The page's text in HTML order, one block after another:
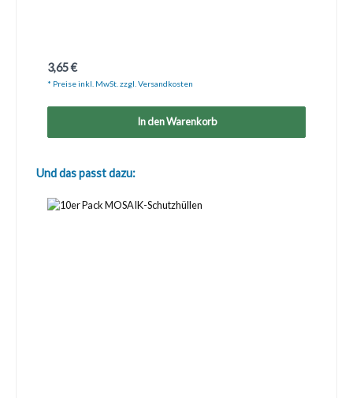
Regulärer Preis:
3,65 €
* Preise inkl. MwSt. zzgl. Versandkosten
In den Warenkorb
Produktgalerie überspringen
Und das passt dazu: